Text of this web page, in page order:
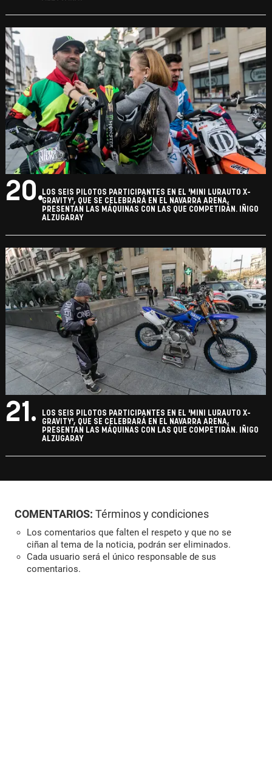
20.LOS SEIS PILOTOS PARTICIPANTES EN EL 'MINI LURAUTO X-
GRAVITY', QUE SE CELEBRARÁ EN EL NAVARRA ARENA,
PRESENTAN LAS MÁQUINAS CON LAS QUE COMPETIRÁN. IÑIGO
ALZUGARAY
21.
LOS SEIS PILOTOS PARTICIPANTES EN EL 'MINI LURAUTO X-
GRAVITY', QUE SE CELEBRARÁ EN EL NAVARRA ARENA,
PRESENTAN LAS MÁQUINAS CON LAS QUE COMPETIRÁN. IÑIGO
ALZUGARAY
COMENTARIOS: Términos y condiciones
Los comentarios que falten el respeto y que no se
ciñan al tema de la noticia, podrán ser eliminados.
Cada usuario será el único responsable de sus
comentarios.